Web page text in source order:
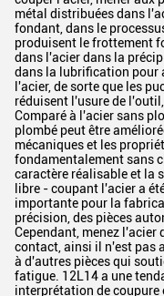
métal distribuées dans
fondant, dans le
produisent le frottement
dans l'acier dans la
dans la lubrification pour
l'acier, de sorte que les
réduisent l'usure de
Comparé à l'acier sans
plombé peut être
mécaniques et les
fondamentalement sans
caractère réalisable et la
libre - coupant l'acier a
importante pour la
précision, des pièces
Cependant, menez l'acier
contact, ainsi il n'est pas
à d'autres pièces qui
fatigue. 12L14 a une
interprétation de coupure